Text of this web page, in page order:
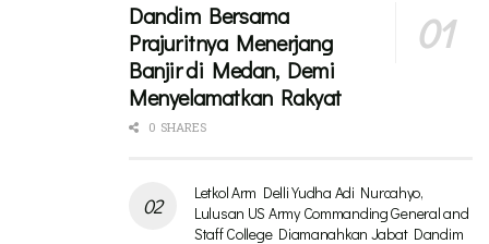
Dandim Bersama
Prajuritnya Menerjang
Banjir di Medan, Demi
Menyelamatkan Rakyat
0 SHARES
Letkol Arm Delli Yudha Adi Nurcahyo,
Lulusan US Army Commanding General and
Staff College Diamanahkan Jabat Dandim